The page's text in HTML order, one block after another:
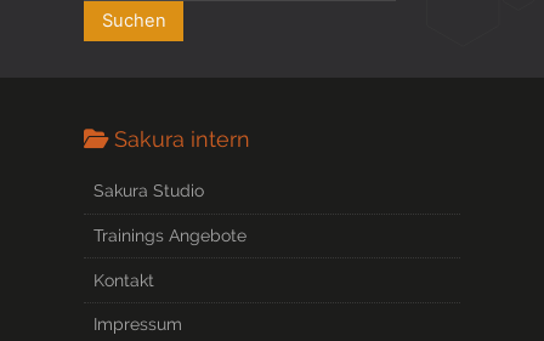
Sakura intern
Sakura Studio
Trainings Angebote
Kontakt
Impressum